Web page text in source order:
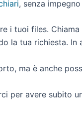
, senza
i tuoi files. Chiama
la tua richiesta.
ma è anche
per avere subito